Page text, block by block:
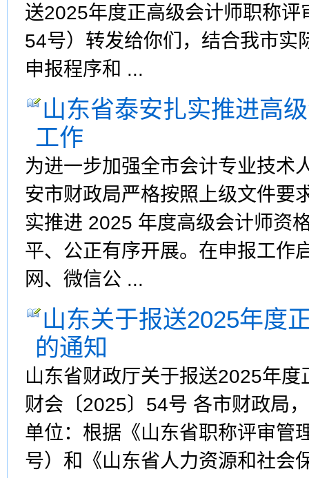
送2025年度正高级会计师职称评
54号）转发给你们，结合我市实
申报程序和 ...
山东省泰安扎实推进高
工作
为进一步加强全市会计专业技术
安市财政局严格按照上级文件要
实推进 2025 年度高级会计师资
平、公正有序开展。在申报工作
网、微信公 ...
山东关于报送2025年度
的通知
山东省财政厅关于报送2025年
财会〔2025〕54号 各市财政局
单位：根据《山东省职称评审管
号）和《山东省人力资源和社会